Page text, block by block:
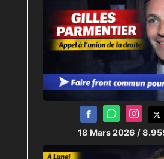
18 Mars 2026 /